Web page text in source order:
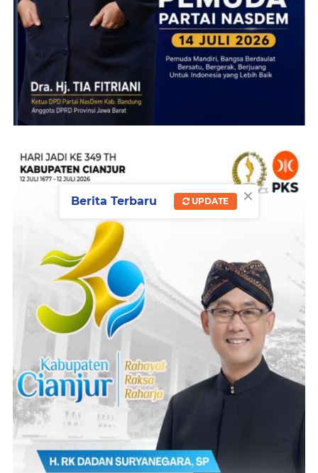
×
Berita Terbaru UPDATE